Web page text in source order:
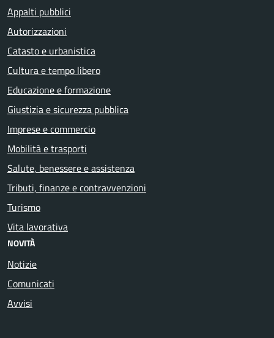
Appalti pubblici
Autorizzazioni
Catasto e urbanistica
Cultura e tempo libero
Educazione e formazione
Giustizia e sicurezza pubblica
Imprese e commercio
Mobilità e trasporti
Salute, benessere e assistenza
Tributi, finanze e contravvenzioni
Turismo
Vita lavorativa
NOVITÀ
Notizie
Comunicati
Avvisi